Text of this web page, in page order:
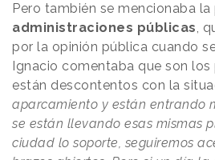
Pero también se mencionaba
administraciones públicas,
por la opinión pública cuando
Ignacio comentaba que son
están descontentos con la
aparcamiento y están entrando
se están llevando esas mismas
ciudad lo soporte, seguiremos